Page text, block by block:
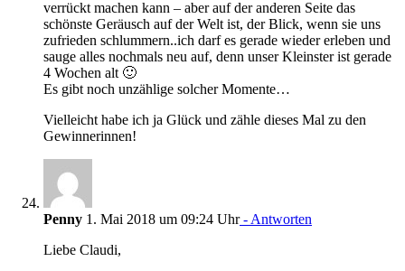
verrückt machen kann – aber auf der anderen Seite das
schönste Geräusch auf der Welt ist, der Blick, wenn sie uns
zufrieden schlummern..ich darf es gerade wieder erleben und
sauge alles nochmals neu auf, denn unser Kleinster ist gerade
4 Wochen alt 🙂
Es gibt noch unzählige solcher Momente…
Vielleicht habe ich ja Glück und zähle dieses Mal zu den
Gewinnerinnen!
Penny 1. Mai 2018 um 09:24 Uhr- Antworten
Liebe Claudi,